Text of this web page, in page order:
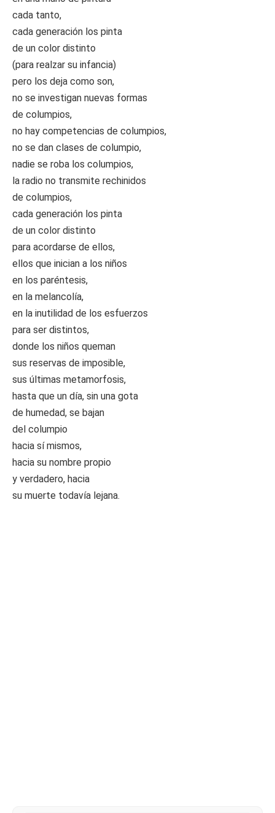
cada tanto,
cada generación los pinta
de un color distinto
(para realzar su infancia)
pero los deja como son,
no se investigan nuevas formas
de columpios,
no hay competencias de columpios,
no se dan clases de columpio,
nadie se roba los columpios,
la radio no transmite rechinidos
de columpios,
cada generación los pinta
de un color distinto
para acordarse de ellos,
ellos que inician a los niños
en los paréntesis,
en la melancolía,
en la inutilidad de los esfuerzos
para ser distintos,
donde los niños queman
sus reservas de imposible,
sus últimas metamorfosis,
hasta que un día, sin una gota
de humedad, se bajan
del columpio
hacia sí mismos,
hacia su nombre propio
y verdadero, hacia
su muerte todavía lejana.